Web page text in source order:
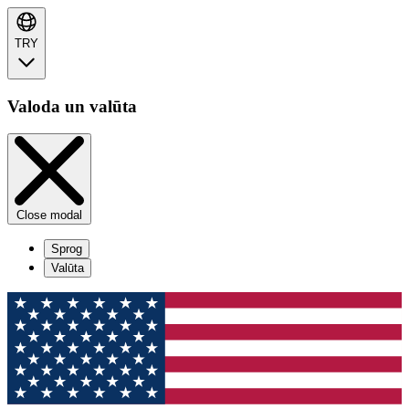
TRY
Valoda un valūta
Close modal
Sprog
Valūta